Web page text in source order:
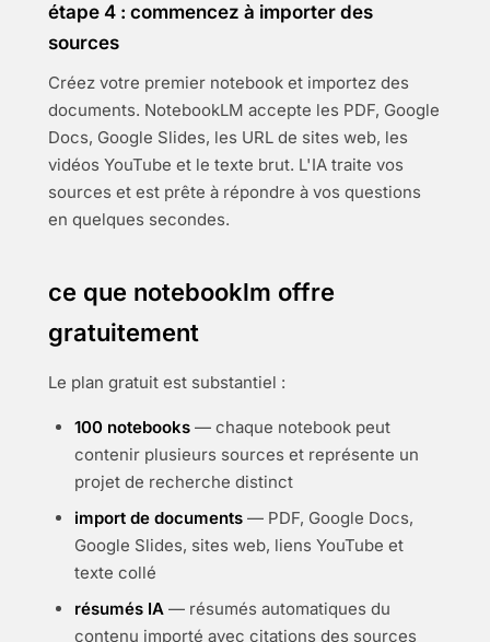
étape 4 : commencez à importer des
sources
Créez votre premier notebook et importez des
documents. NotebookLM accepte les PDF, Google
Docs, Google Slides, les URL de sites web, les
vidéos YouTube et le texte brut. L'IA traite vos
sources et est prête à répondre à vos questions
en quelques secondes.
ce que notebooklm offre
gratuitement
Le plan gratuit est substantiel :
100 notebooks — chaque notebook peut
contenir plusieurs sources et représente un
projet de recherche distinct
import de documents — PDF, Google Docs,
Google Slides, sites web, liens YouTube et
texte collé
résumés IA — résumés automatiques du
contenu importé avec citations des sources